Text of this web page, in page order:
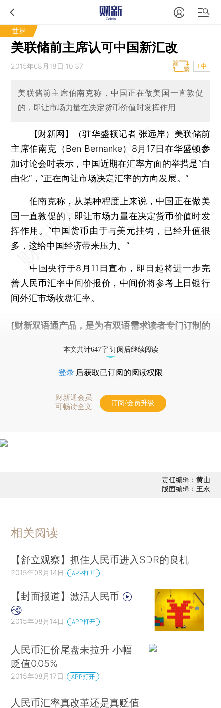
世界
美联储前主席认可中国新汇改
2015年08月18日 10:37 T中
美联储前主席伯南克称，中国正在做美国一直敦促
的，即让市场力量在决定货币价值时发挥作用
【财新网】（驻华盛顿记者 张远岸） 美联储前
主席伯南克 （Ben Bernanke）8月17日在华盛顿参
加讨论会时表示，中国近期在汇率方面的举措是“自
由化”，“正在向让市场决定汇率的方向发展。”
伯南克称，从某种程度上来说，中国正在做美
国一直敦促的，即让市场力量在决定货币价值时发
挥作用。“中国货币由于与美元挂钩，已经升值很
多，这给中国经济带来压力。”
中国央行于8月11日宣布，即日起将进一步完
善人民币汇率中间价报价，中间价将参考上日银行
间外汇市场收盘汇率。
[财新双语通产品，是为有双语需求读者专门订制的
本文共计647字 订阅后继续阅读
登录 后获取已订阅的阅读权限
财新通会员
可畅读全文
订阅/会员升级
责任编辑：黄山
版面编辑：王永
相关阅读
【舒立观察】抓住人民币进入SDR的良机
2015年08月14日 APP打开
【封面报道】激活人民币
2015年08月14日 APP打开
人民币汇价尾盘未拉升 小幅
贬值0.05%
2015年08月17日 APP打开
人民币汇率真改革还是真贬值